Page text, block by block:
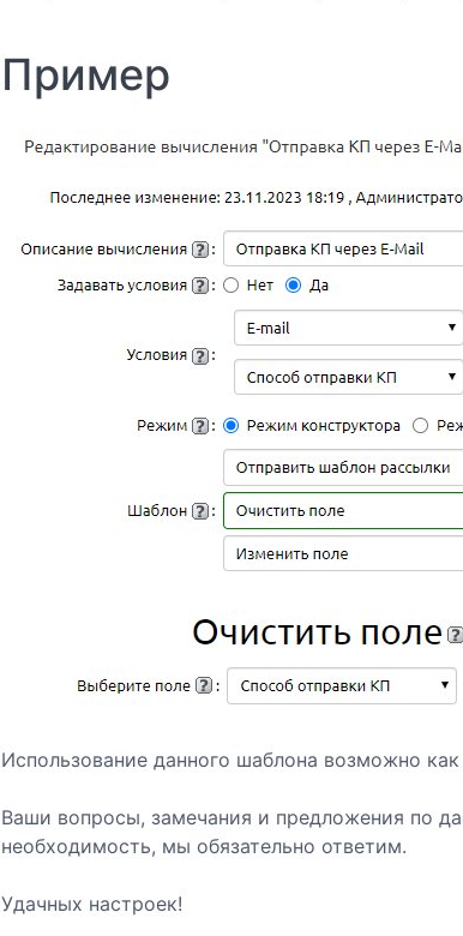
Пример
Использование данного шаблона возможно
Ваши вопросы, замечания и предложения по
необходимость, мы обязательно ответим.
Удачных настроек!